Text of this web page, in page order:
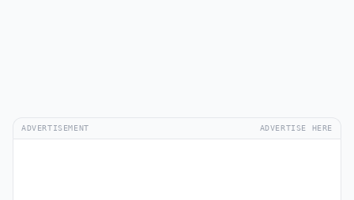
ADVERTISEMENT ADVERTISE HERE